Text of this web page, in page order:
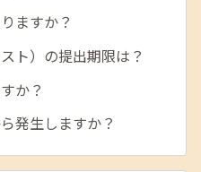
ますか？
ト）の提出期限は？
か？
発生しますか？